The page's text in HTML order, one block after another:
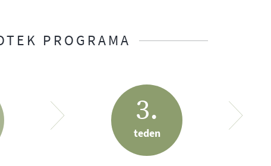
pa je v programu tudi veliko nasvetov ter učinkovitih tehnik za
zelo priporočam.
imate teden dni časa, da v svojem tempu predelate zapise ter
vsekakor opcija, jih pa zelo toplo priporočam, saj je osebni
PROGRAMA
3.
teden